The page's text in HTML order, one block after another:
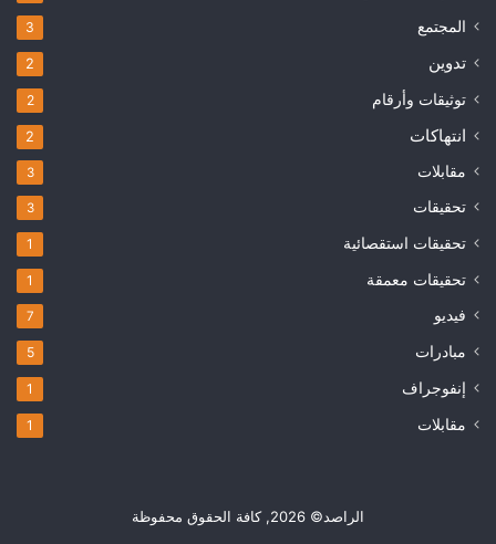
المجتمع 3
تدوين 2
توثيقات وأرقام 2
انتهاكات 2
مقابلات 3
تحقيقات 3
تحقيقات استقصائية 1
تحقيقات معمقة 1
فيديو 7
مبادرات 5
إنفوجراف 1
مقابلات 1
الراصد© 2026, كافة الحقوق محفوظة